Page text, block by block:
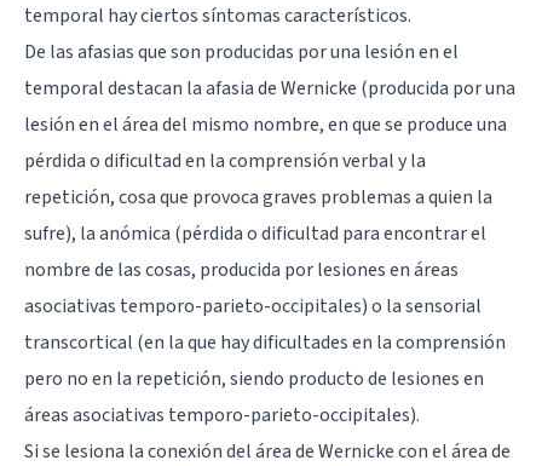
temporal hay ciertos síntomas característicos.
De las afasias que son producidas por una lesión en el
temporal destacan la afasia de Wernicke (producida por una
lesión en el área del mismo nombre, en que se produce una
pérdida o dificultad en la comprensión verbal y la
repetición, cosa que provoca graves problemas a quien la
sufre), la anómica (pérdida o dificultad para encontrar el
nombre de las cosas, producida por lesiones en áreas
asociativas temporo-parieto-occipitales) o la sensorial
transcortical (en la que hay dificultades en la comprensión
pero no en la repetición, siendo producto de lesiones en
áreas asociativas temporo-parieto-occipitales).
Si se lesiona la conexión del área de Wernicke con el área de